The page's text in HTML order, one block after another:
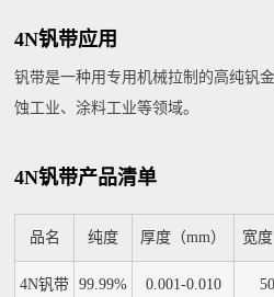
4N钒带应用
钒带是一种用专用机械拉制的高纯钒
蚀工业、涂料工业等领域。
4N钒带产品清单
品名 纯度 厚度（mm） 宽度
4N钒带 99.99% 0.001-0.010